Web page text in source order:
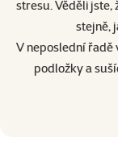
stresu. Věděli jste,
stejně,
V neposlední řadě
podložky a